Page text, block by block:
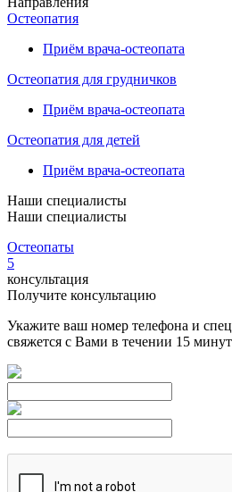
Остеопатия
Приём врача-остеопата
Остеопатия для грудничков
Приём врача-остеопата
Остеопатия для детей
Приём врача-остеопата
Наши специалисты
Наши специалисты
Остеопаты
5
консультация
Получите консультацию
Укажите ваш номер телефона и
свяжется с Вами в течении 15